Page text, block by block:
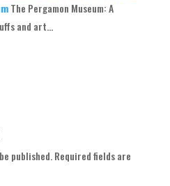
The Pergamon Museum: A
and art...
published. Required fields are